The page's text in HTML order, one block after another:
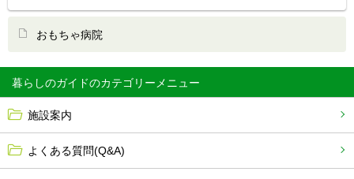
暮らしのガイド
施設案内
よくある質問(Q&A)
おもちゃ病院